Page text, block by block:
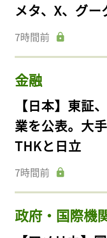
メタ、X、グー
7時間前
金融
【日本】東証
業を公表。大
THKと日立
7時間前
政府・国際機